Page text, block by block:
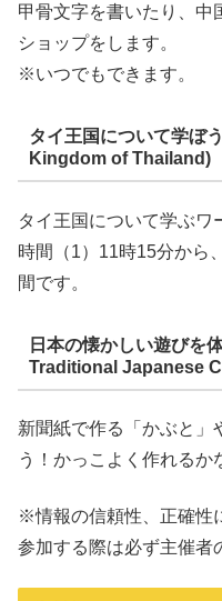
甲骨文字を書いたり、中
ショップをします。
※いつでもできます。
タイ王国について学
Kingdom of Thailand)
タイ王国について学ぶワ
時間（1）11時15分か
間です。
日本の懐かしい遊びを
Traditional Japanese
新聞紙で作る「かぶと」
う！かっこよく作れるか
※情報の信頼性、正確性
参加する際は必ず主催者